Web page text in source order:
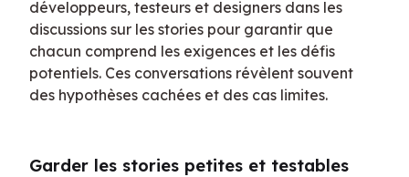
développeurs, testeurs et designers dans les
discussions sur les stories pour garantir que
chacun comprend les exigences et les défis
potentiels. Ces conversations révèlent souvent
des hypothèses cachées et des cas limites.
Garder les stories petites et testables